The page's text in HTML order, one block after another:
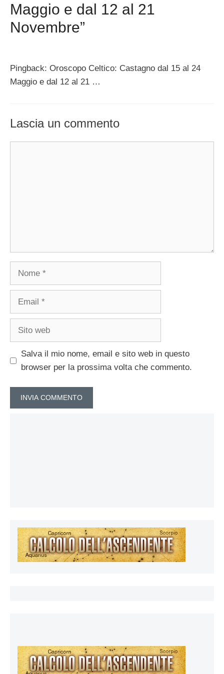
Maggio e dal 12 al 21
Novembre”
Pingback: Oroscopo Celtico: Castagno dal 15 al 24
Maggio e dal 12 al 21 …
Lascia un commento
Nome
Email
Sito
Salva il mio nome, email e sito web in questo
browser per la prossima volta che commento.